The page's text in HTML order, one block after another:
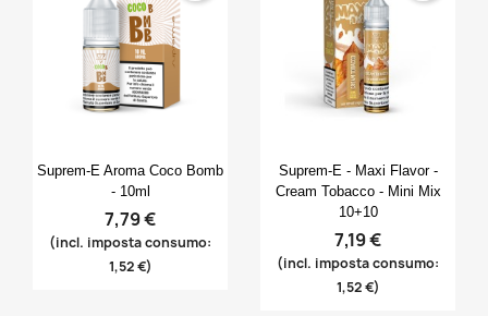
Anteprima
Suprem-E Aroma Coco Bomb
- 10ml
7,79 €
(incl. imposta consumo:
1,52 €)
Anteprima
Suprem-E - Maxi Flavor -
Cream Tobacco - Mini Mix
10+10
7,19 €
(incl. imposta consumo:
1,52 €)